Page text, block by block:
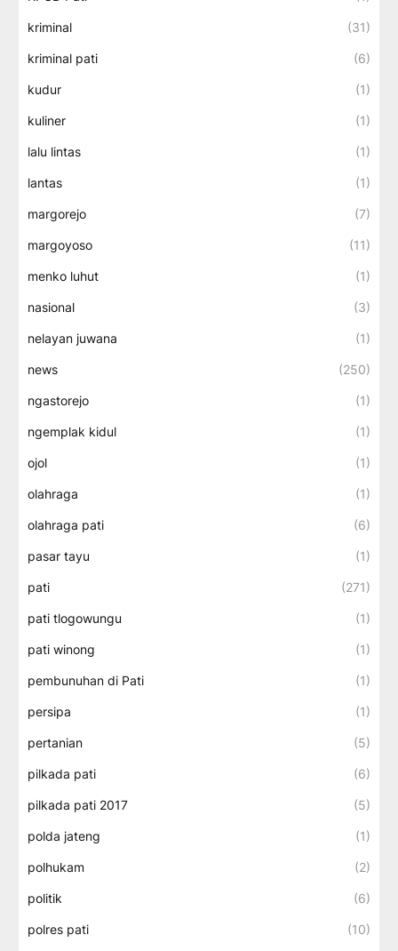
kriminal (31)
kriminal pati (6)
kudur (1)
kuliner (1)
lalu lintas (1)
lantas (1)
margorejo (7)
margoyoso (11)
menko luhut (1)
nasional (3)
nelayan juwana (1)
news (250)
ngastorejo (1)
ngemplak kidul (1)
ojol (1)
olahraga (1)
olahraga pati (6)
pasar tayu (1)
pati (271)
pati tlogowungu (1)
pati winong (1)
pembunuhan di Pati (1)
persipa (1)
pertanian (5)
pilkada pati (6)
pilkada pati 2017 (5)
polda jateng (1)
polhukam (2)
politik (6)
polres pati (10)